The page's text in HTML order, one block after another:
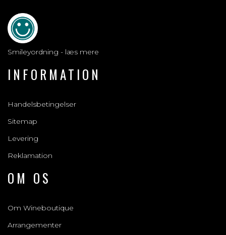
Smileyordning - læs mere
INFORMATION
Handelsbetingelser
Sitemap
Levering
Reklamation
OM OS
Om Wineboutique
Arrangementer